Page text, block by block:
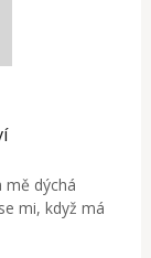
mě dýchá
mi, když má